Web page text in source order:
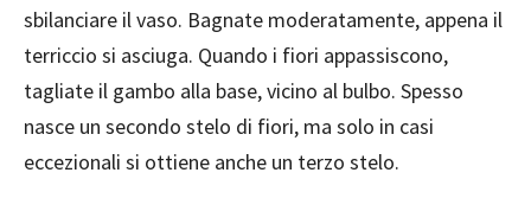
sbilanciare il vaso. Bagnate moderatamente, appena il
terriccio si asciuga. Quando i fiori appassiscono,
tagliate il gambo alla base, vicino al bulbo. Spesso
nasce un secondo stelo di fiori, ma solo in casi
eccezionali si ottiene anche un terzo stelo.